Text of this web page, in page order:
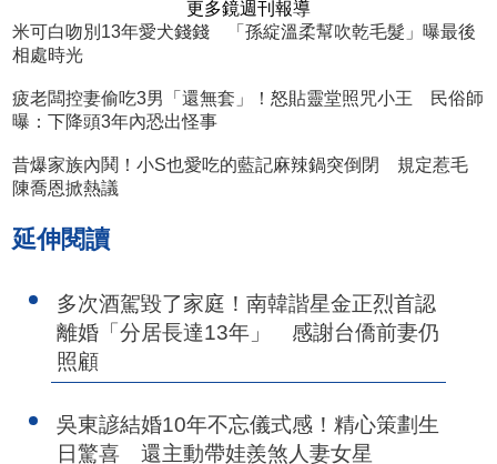
更多鏡週刊報導
米可白吻別13年愛犬錢錢 「孫綻溫柔幫吹乾毛髮」曝最後
相處時光
疲老闆控妻偷吃3男「還無套」！怒貼靈堂照咒小王 民俗師
曝：下降頭3年內恐出怪事
昔爆家族內鬨！小S也愛吃的藍記麻辣鍋突倒閉 規定惹毛
陳喬恩掀熱議
延伸閱讀
多次酒駕毀了家庭！南韓諧星金正烈首認
離婚「分居長達13年」 感謝台僑前妻仍
照顧
吳東諺結婚10年不忘儀式感！精心策劃生
日驚喜 還主動帶娃羨煞人妻女星